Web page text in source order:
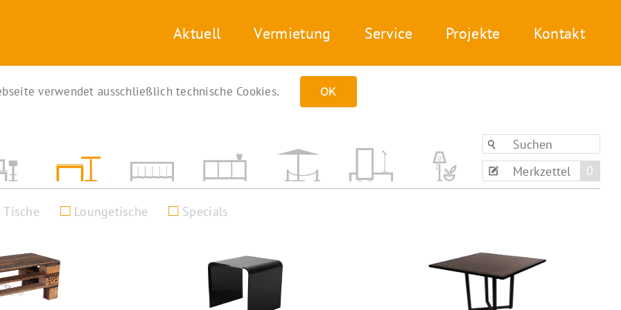
Aktuell Vermietung Service Projekte Kontakt
Merkzettel 0
Tische Loungetische Specials
verwendet ausschließlich technische Cookies. OK